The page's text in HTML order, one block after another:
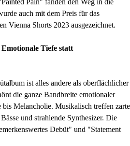
Pain" fanden den Weg in die
auch mit dem Preis für das
Vienna Shorts 2023 ausgezeichnet.
Tiefe statt
ist alles andere als oberflächlicher
die ganze Bandbreite emotionaler
Melancholie. Musikalisch treffen zarte
und strahlende Synthesizer. Die
Debüt" und "Statement